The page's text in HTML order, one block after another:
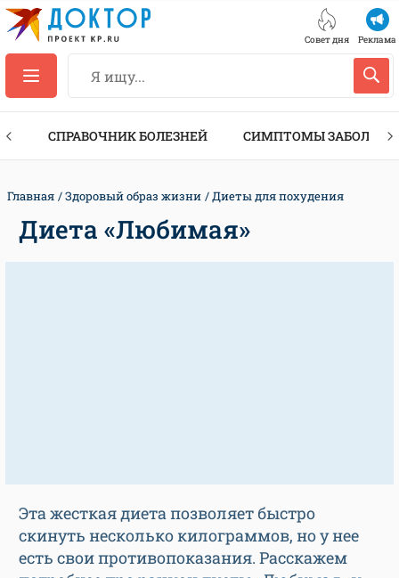
Совет дня Реклама
СПРАВОЧНИК БОЛЕЗНЕЙ СИМПТОМЫ
Главная Здоровый образ жизни Диеты для похудения
Диета «Любимая»
Эта жесткая диета позволяет быстро
скинуть несколько килограммов, но у нее
есть свои противопоказания. Расскажем